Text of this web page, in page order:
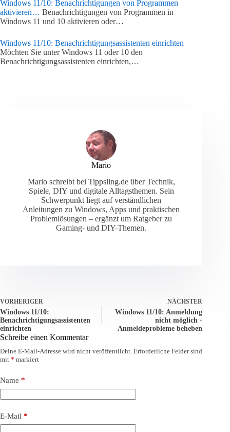
Windows 11/10: Benachrichtigungen von Programmen
aktivieren… Benachrichtigungen von Programmen in
Windows 11 und 10 aktivieren oder…
Windows 11/10: Benachrichtigungsassistenten einrichten
Möchten Sie unter Windows 11 oder 10 den
Benachrichtigungsassistenten einrichten,…
Mario
Mario schreibt bei Tippsling.de über Technik,
Spiele, DIY und digitale Alltagsthemen. Sein
Schwerpunkt liegt auf verständlichen
Anleitungen zu Windows, Apps und praktischen
Problemlösungen – ergänzt um Ratgeber zu
Gaming- und DIY-Themen.
VORHERIGER
Windows 11/10:
Benachrichtigungsassistenten
einrichten
NÄCHSTER
Windows 11/10: Anmeldung
nicht möglich -
Anmeldeprobleme beheben
Schreibe einen Kommentar
Deine E-Mail-Adresse wird nicht veröffentlicht. Erforderliche Felder sind
mit * markiert
Name *
E-Mail *